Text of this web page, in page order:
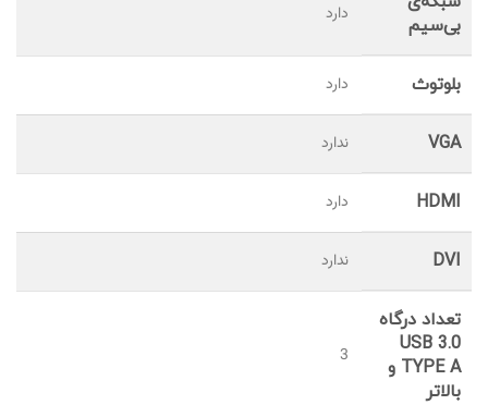
بی‌سیم
دارد
بلوتوث دارد
VGA ندارد
HDMI دارد
DVI ندارد
تعداد درگاه
USB 3.0
TYPE A و
بالاتر
3